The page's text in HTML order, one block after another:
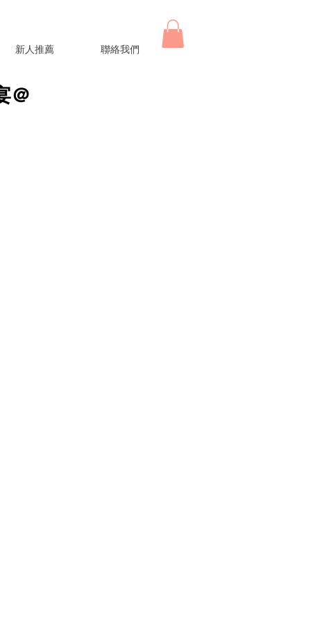
新人推薦 聯絡我們
＠